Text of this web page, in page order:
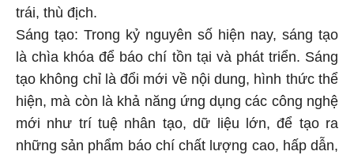
trái, thù địch.
Sáng tạo: Trong kỷ nguyên số hiện nay, sáng tạo
là chìa khóa để báo chí tồn tại và phát triển. Sáng
tạo không chỉ là đổi mới về nội dung, hình thức thể
hiện, mà còn là khả năng ứng dụng các công nghệ
mới như trí tuệ nhân tạo, dữ liệu lớn, để tạo ra
những sản phẩm báo chí chất lượng cao, hấp dẫn,